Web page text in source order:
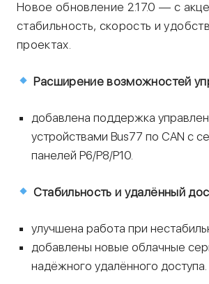
Новое обновление 2.17.0 — с
стабильность, скорость и
проектах.
Расширение возможностей
добавлена поддержка
устройствами Bus77 по CAN с
панелей P6/P8/P10.
Стабильность и удалённый
улучшена работа при
добавлены новые облачные
надёжного удалённого доступа.